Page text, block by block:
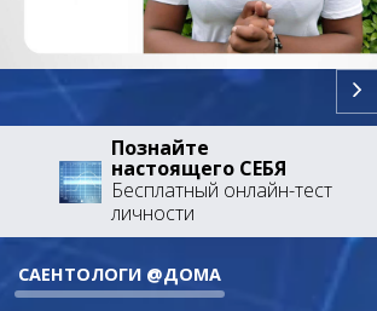
Video
Познайте
настоящего СЕБЯ
Бесплатный онлайн-тест
личности
САЕНТОЛОГИ @ДОМА